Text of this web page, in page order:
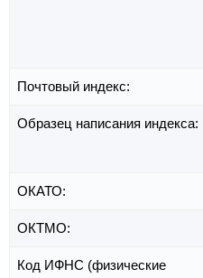
Почтовый индекс:
Образец написания индекса:
ОКАТО:
ОКТМО:
Код ИФНС (физические